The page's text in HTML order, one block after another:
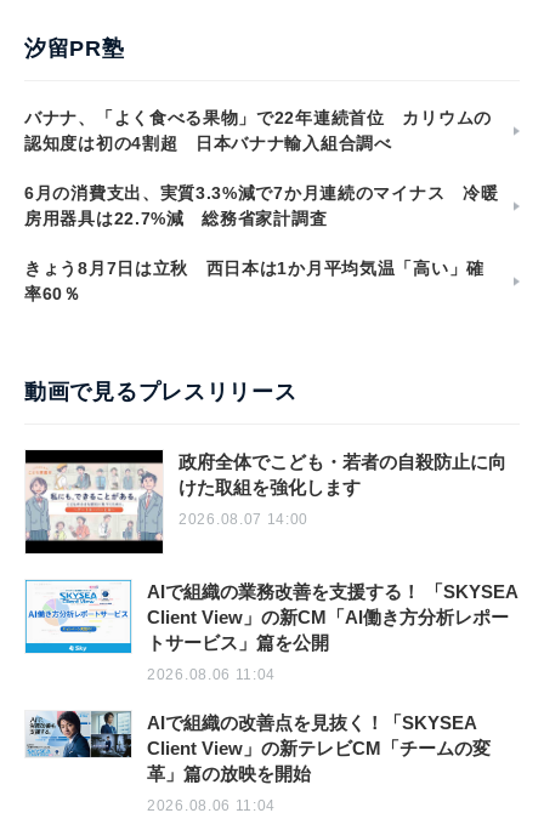
汐留PR塾
バナナ、「よく食べる果物」で22年連続首位 カリウムの
認知度は初の4割超 日本バナナ輸入組合調べ
6月の消費支出、実質3.3%減で7か月連続のマイナス 冷暖
房用器具は22.7%減 総務省家計調査
きょう8月7日は立秋 西日本は1か月平均気温「高い」確
率60％
動画で見るプレスリリース
政府全体でこども・若者の自殺防止に向
けた取組を強化します
2026.08.07 14:00
AIで組織の業務改善を支援する！ 「SKYSEA
Client View」の新CM「AI働き方分析レポー
トサービス」篇を公開
2026.08.06 11:04
AIで組織の改善点を見抜く！「SKYSEA
Client View」の新テレビCM「チームの変
革」篇の放映を開始
2026.08.06 11:04